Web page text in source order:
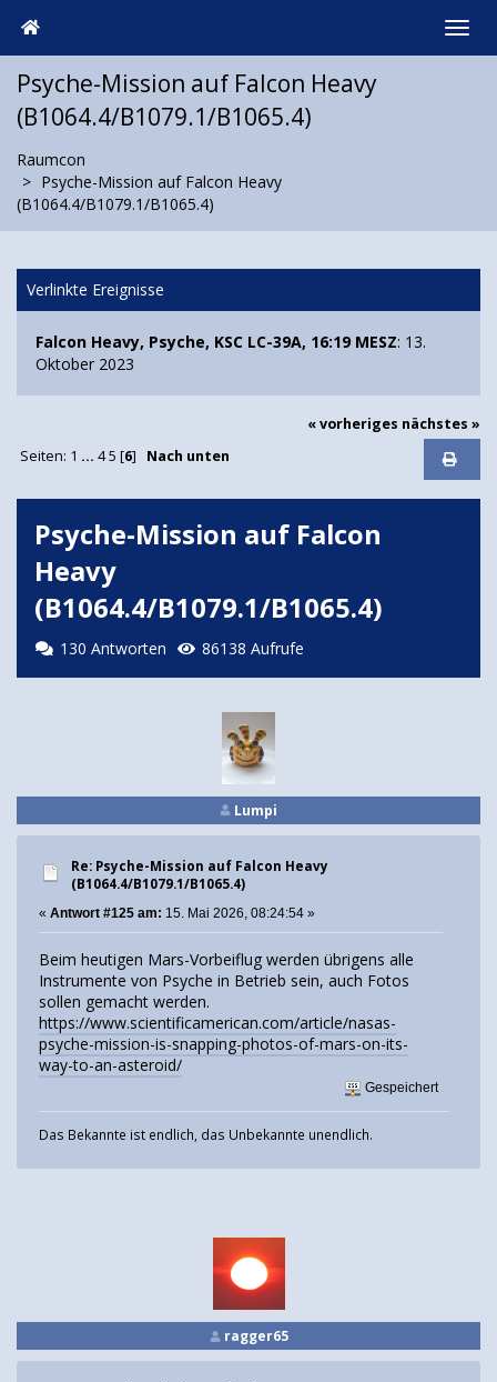
Psyche-Mission auf Falcon Heavy
(B1064.4/B1079.1/B1065.4)
Raumcon
Psyche-Mission auf Falcon Heavy
(B1064.4/B1079.1/B1065.4)
Verlinkte Ereignisse
Falcon Heavy, Psyche, KSC LC-39A, 16:19 MESZ: 13.
Oktober 2023
« vorheriges nächstes »
Seiten: 1 ... 4 5 [6] Nach unten
Psyche-Mission auf Falcon
Heavy
(B1064.4/B1079.1/B1065.4)
130 Antworten 86138 Aufrufe
Lumpi
Re: Psyche-Mission auf Falcon Heavy
(B1064.4/B1079.1/B1065.4)
« Antwort #125 am: 15. Mai 2026, 08:24:54 »
Beim heutigen Mars-Vorbeiflug werden übrigens alle
Instrumente von Psyche in Betrieb sein, auch Fotos
sollen gemacht werden.
https://www.scientificamerican.com/article/nasas-
psyche-mission-is-snapping-photos-of-mars-on-its-
way-to-an-asteroid/
Gespeichert
Das Bekannte ist endlich, das Unbekannte unendlich.
ragger65